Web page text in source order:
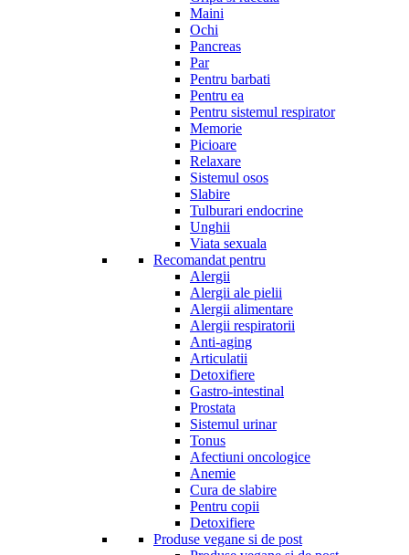
Maini
Ochi
Pancreas
Par
Pentru barbati
Pentru ea
Pentru sistemul respirator
Memorie
Picioare
Relaxare
Sistemul osos
Slabire
Tulburari endocrine
Unghii
Viata sexuala
Recomandat pentru
Alergii
Alergii ale pielii
Alergii alimentare
Alergii respiratorii
Anti-aging
Articulatii
Detoxifiere
Gastro-intestinal
Prostata
Sistemul urinar
Tonus
Afectiuni oncologice
Anemie
Cura de slabire
Pentru copii
Detoxifiere
Produse vegane si de post